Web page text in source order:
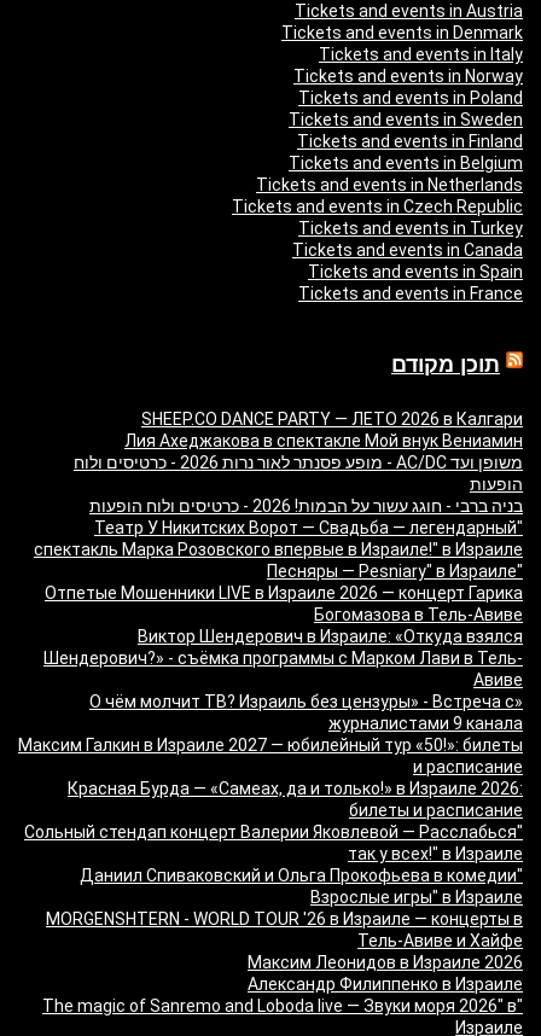
Tickets and events in Austria
Tickets and events in Denmark
Tickets and events in Italy
Tickets and events in Norway
Tickets and events in Poland
Tickets and events in Sweden
Tickets and events in Finland
Tickets and events in Belgium
Tickets and events in Netherlands
Tickets and events in Czech Republic
Tickets and events in Turkey
Tickets and events in Canada
Tickets and events in Spain
Tickets and events in France
תוכן מקודם
SHEEP.CO DANCE PARTY — ЛЕТО 2026 в Калгари
Лия Ахеджакова в спектакле Мой внук Вениамин
משופן ועד AC/DC - מופע פסנתר לאור נרות 2026 - כרטיסים ולוח
הופעות
בניה ברבי - חוגג עשור על הבמות! 2026 - כרטיסים ולוח הופעות
"Театр У Никитских Ворот — Свадьба — легендарный
спектакль Марка Розовского впервые в Израиле!" в Израиле
"Песняры — Pesniary" в Израиле
Отпетые Мошенники LIVE в Израиле 2026 — концерт Гарика
Богомазова в Тель-Авиве
Виктор Шендерович в Израиле: «Откуда взялся
Шендерович?» - съёмка программы с Марком Лави в Тель-
Авиве
«О чём молчит ТВ? Израиль без цензуры» - Встреча с
журналистами 9 канала
Максим Галкин в Израиле 2027 — юбилейный тур «50!»: билеты
и расписание
Красная Бурда — «Самеах, да и только!» в Израиле 2026:
билеты и расписание
"Сольный стендап концерт Валерии Яковлевой — Расслабься
так у всех!" в Израиле
"Даниил Спиваковский и Ольга Прокофьева в комедии
Взрослые игры" в Израиле
MORGENSHTERN - WORLD TOUR '26 в Израиле — концерты в
Тель-Авиве и Хайфе
Максим Леонидов в Израиле 2026
Александр Филиппенко в Израиле
"The magic of Sanremo and Loboda live — Звуки моря 2026" в
Израиле